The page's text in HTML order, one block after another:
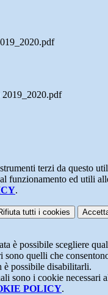
terzi da questo
funzionamento ed utili
.
tutti i cookies
è possibile scegliere
sono quelli che
è possibile disabilitarli.
sono i cookie necessari
POLICY.